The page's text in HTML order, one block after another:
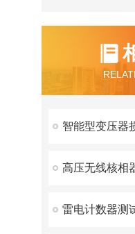
高压无线核相